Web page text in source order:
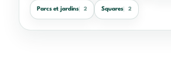
Parcs et jardins 2 Squares 2